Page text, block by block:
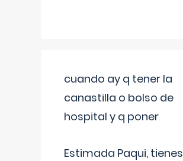
cuando ay q tener la
canastilla o bolso de
hospital y q poner
Estimada Paqui, tienes